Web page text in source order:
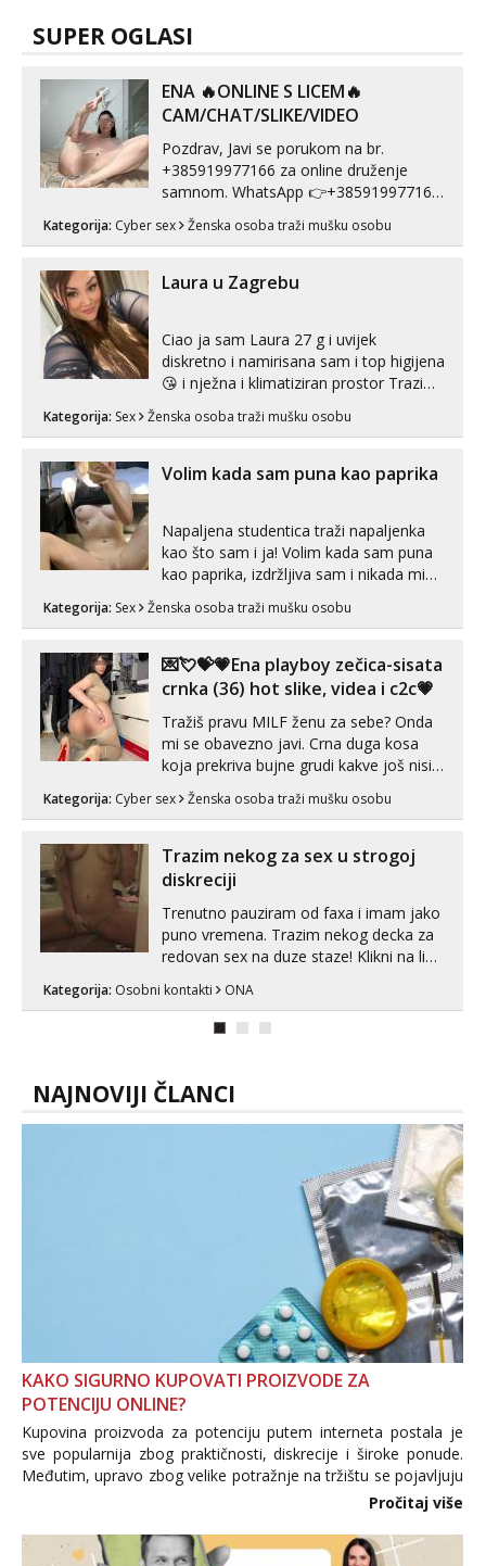
SUPER OGLASI
ENA 🔥ONLINE S LICEM🔥
CAM/CHAT/SLIKE/VIDEO
Pozdrav, Javi se porukom na br.
+385919977166 za online druženje
samnom. WhatsApp 👉+385919977166
Telegram 👉@enafriedrichkis Radim
videopozive s licem, solo i s partnerom,
kombinacije halteri, haljine, štikle,
samostojeće itd. Nudim svakakva videa
Kategorija: Cyber sex Ženska osoba traži mušku osobu
Laura u Zagrebu
Ciao ja sam Laura 27 g i uvijek
diskretno i namirisana sam i top higijena
😘 i nježna i klimatiziran prostor Trazim
Pusenje i gutanje sperme Erotsko rublje
tijelu Iskljucivo neradim analni !!! I
Kategorija: Sex Ženska osoba traži mušku osobu
Volim kada sam puna kao paprika
Napaljena studentica traži napaljenka
kao što sam i ja! Volim kada sam puna
kao paprika, izdržljiva sam i nikada mi
puta dnevno bilo kad i bilo gdje zato se
link ispod i nadji me tamo, cekam te!
Kategorija: Sex Ženska osoba traži mušku osobu
💌💘💝💗Ena playboy zečica-sisata
crnka (36) hot slike, videa i c2c💗
Tražiš pravu MILF ženu za sebe? Onda
mi se obavezno javi. Crna duga kosa
koja prekriva bujne grudi kakve još nisi
vidio, čista ŠESTICA! A usne? O usnama
bolje da ni ne pričam. Prave pune usne
vjeruj mi, takve još nisi vidio. Uvijek sam
spremna za ONLOINE zabavu...
Kategorija: Cyber sex Ženska osoba traži mušku osobu
Trazim nekog za sex u strogoj
diskreciji
Trenutno pauziram od faxa i imam jako
puno vremena. Trazim nekog decka za
redovan sex na duze staze! Klikni na link
Kategorija: Osobni kontakti ONA
NAJNOVIJI ČLANCI
KAKO SIGURNO KUPOVATI PROIZVODE ZA
POTENCIJU ONLINE?
Kupovina proizvoda za potenciju putem interneta postala je
sve popularnija zbog praktičnosti, diskrecije i široke ponude.
Međutim, upravo zbog velike potražnje na tržištu se pojavljuju
i brojni krivotvoreni proizvodi, nepouzdane internetske
Pročitaj više